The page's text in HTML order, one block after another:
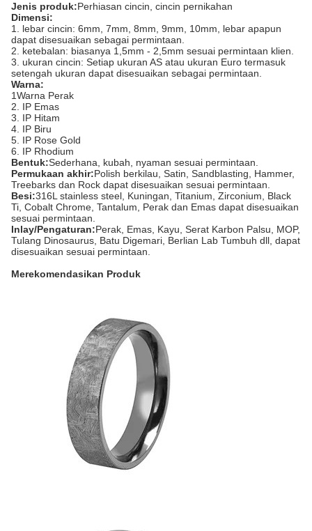
Jenis produk:Perhiasan cincin, cincin pernikahan
Dimensi:
1. lebar cincin: 6mm, 7mm, 8mm, 9mm, 10mm, lebar apapun
dapat disesuaikan sebagai permintaan.
2. ketebalan: biasanya 1,5mm - 2,5mm sesuai permintaan klien.
3. ukuran cincin: Setiap ukuran AS atau ukuran Euro termasuk
setengah ukuran dapat disesuaikan sebagai permintaan.
Warna:
1Warna Perak
2. IP Emas
3. IP Hitam
4. IP Biru
5. IP Rose Gold
6. IP Rhodium
Bentuk:Sederhana, kubah, nyaman sesuai permintaan.
Permukaan akhir:Polish berkilau, Satin, Sandblasting, Hammer,
Treebarks dan Rock dapat disesuaikan sesuai permintaan.
Besi:316L stainless steel, Kuningan, Titanium, Zirconium, Black
Ti, Cobalt Chrome, Tantalum, Perak dan Emas dapat disesuaikan
sesuai permintaan.
Inlay/Pengaturan:Perak, Emas, Kayu, Serat Karbon Palsu, MOP,
Tulang Dinosaurus, Batu Digemari, Berlian Lab Tumbuh dll, dapat
disesuaikan sesuai permintaan.
Merekomendasikan Produk